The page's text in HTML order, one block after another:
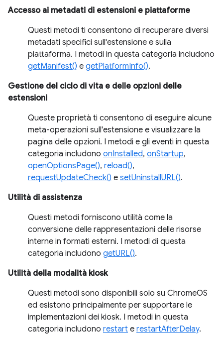
Accesso ai metadati di estensioni e piattaforme
Questi metodi ti consentono di recuperare diversi
metadati specifici sull'estensione e sulla
piattaforma. I metodi in questa categoria includono
getManifest() e getPlatformInfo().
Gestione del ciclo di vita e delle opzioni delle
estensioni
Queste proprietà ti consentono di eseguire alcune
meta-operazioni sull'estensione e visualizzare la
pagina delle opzioni. I metodi e gli eventi in questa
categoria includono onInstalled, onStartup,
openOptionsPage(), reload(),
requestUpdateCheck() e setUninstallURL().
Utilità di assistenza
Questi metodi forniscono utilità come la
conversione delle rappresentazioni delle risorse
interne in formati esterni. I metodi di questa
categoria includono getURL().
Utilità della modalità kiosk
Questi metodi sono disponibili solo su ChromeOS
ed esistono principalmente per supportare le
implementazioni dei kiosk. I metodi in questa
categoria includono restart e restartAfterDelay.